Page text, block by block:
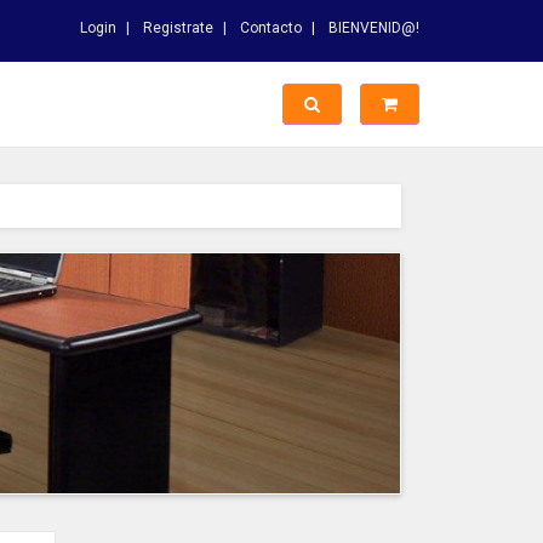
Login Registrate Contacto BIENVENID@!
Switch Busqueda